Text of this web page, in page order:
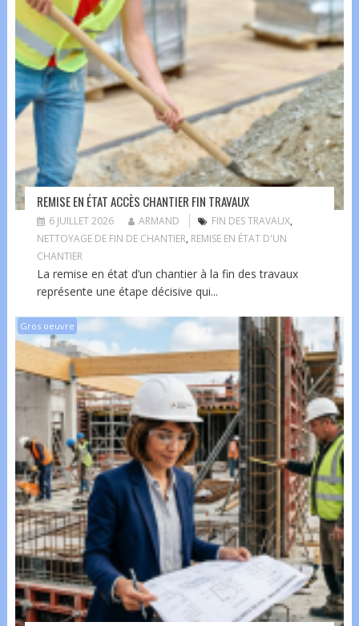
REMISE EN ÉTAT ACCÈS CHANTIER FIN TRAVAUX
6 JUILLET 2026 ARMAND FIN DES TRAVAUX,
NETTOYAGE DE FIN DE CHANTIER, REMISE EN ÉTAT D'UN
CHANTIER
La remise en état d’un chantier à la fin des travaux
représente une étape décisive qui...
Gros oeuvre